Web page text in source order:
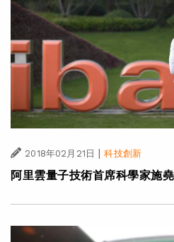
2018年02月21日 | 科技創新
阿里雲量子技術首席科學家施